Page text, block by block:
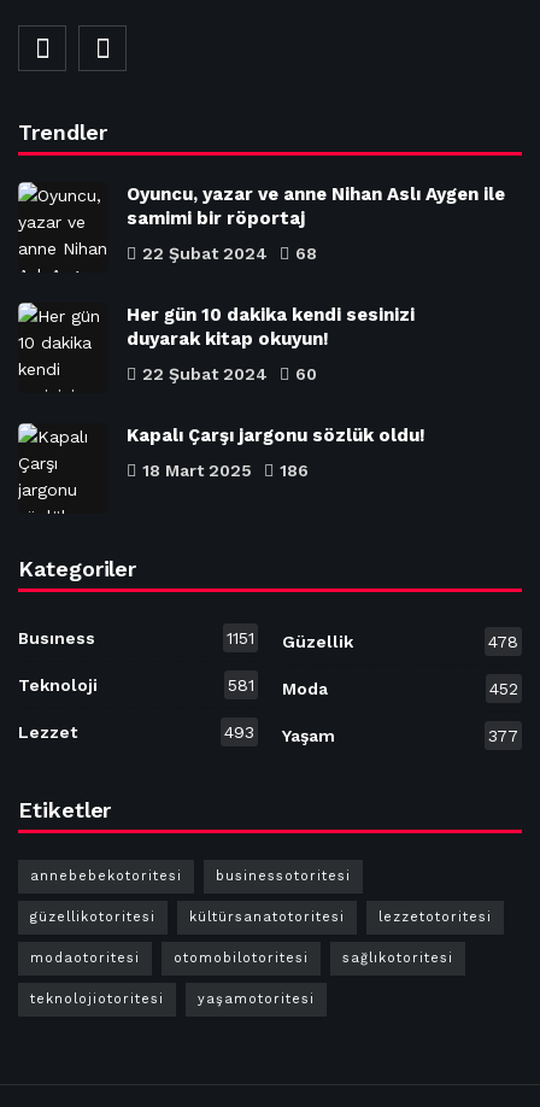
Trendler
Oyuncu, yazar ve anne Nihan Aslı Aygen ile
samimi bir röportaj
22 Şubat 2024 68
Her gün 10 dakika kendi sesinizi
duyarak kitap okuyun!
22 Şubat 2024 60
Kapalı Çarşı jargonu sözlük oldu!
18 Mart 2025 186
Kategoriler
Busıness 1151
Teknoloji 581
Lezzet 493
Güzellik 478
Moda 452
Yaşam 377
Etiketler
annebebekotoritesi businessotoritesi
güzellikotoritesi kültürsanatotoritesi lezzetotoritesi
modaotoritesi otomobilotoritesi sağlıkotoritesi
teknolojiotoritesi yaşamotoritesi